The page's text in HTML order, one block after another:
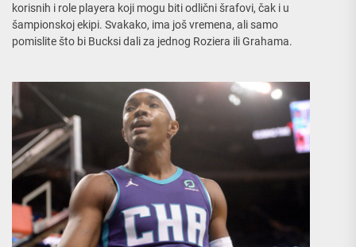
korisnih i role playera koji mogu biti odlični šrafovi, čak i u
šampionskoj ekipi. Svakako, ima još vremena, ali samo
pomislite što bi Bucksi dali za jednog Roziera ili Grahama.